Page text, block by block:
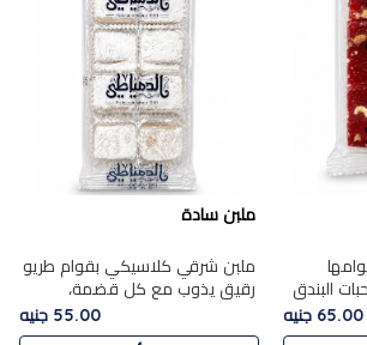
البندق
راقية
مزيجًا
65.00 جنيه
ملبن سادة
ملبن شرقي كلاسيكي بقوام طريو
رقيق يذوب مع كل قضمة،
مغطى بطبقة ناعمة من السكر
البودرة ليقدم المذاق الأصيل الذي
55.00 جنيه